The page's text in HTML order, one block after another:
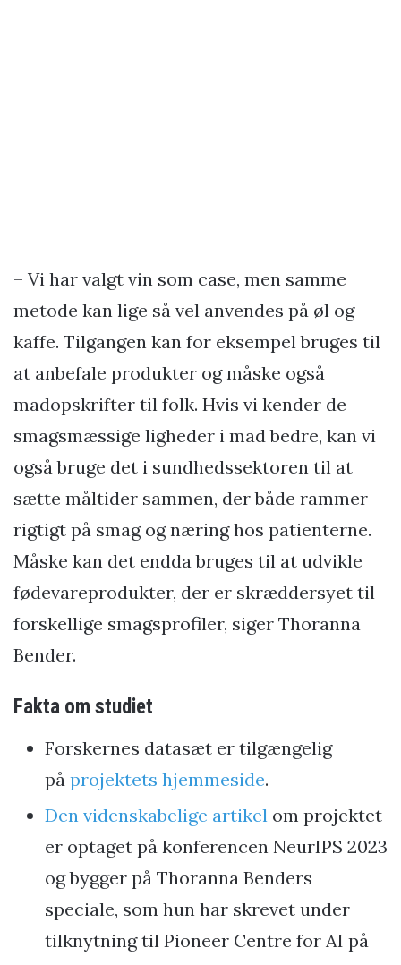
– Vi har valgt vin som case, men samme
metode kan lige så vel anvendes på øl og
kaffe. Tilgangen kan for eksempel bruges til
at anbefale produkter og måske også
madopskrifter til folk. Hvis vi kender de
smagsmæssige ligheder i mad bedre, kan vi
også bruge det i sundhedssektoren til at
sætte måltider sammen, der både rammer
rigtigt på smag og næring hos patienterne.
Måske kan det endda bruges til at udvikle
fødevareprodukter, der er skræddersyet til
forskellige smagsprofiler, siger Thoranna
Bender.
Fakta om studiet
Forskernes datasæt er tilgængelig
på projektets hjemmeside.
Den videnskabelige artikel om projektet
er optaget på konferencen NeurIPS 2023
og bygger på Thoranna Benders
speciale, som hun har skrevet under
tilknytning til Pioneer Centre for AI på